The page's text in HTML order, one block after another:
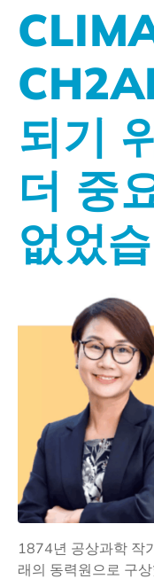
되기
더 중
없었
1874년 공상과학 작
래의 동력원으로 구